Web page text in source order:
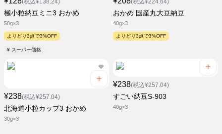
(税込¥138.24)
極小粒納豆ミニ3 おかめ
50g×3
よりどり3点で3%OFF
¥ スーパー価格
(税込¥224.64)
おかめ 国産丸大豆納豆
40g×3
よりどり3点で3%OFF
¥238(税込¥257.04)
北海道小粒カップ3 おかめ
30g×3
¥238(税込¥257.04)
すごい納豆S-903
40g×3